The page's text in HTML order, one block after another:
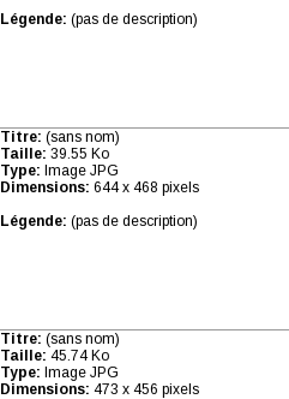
Légende: (pas de description)
Titre: (sans nom)
Taille: 39.55 Ko
Type: Image JPG
Dimensions: 644 x 468 pixels
Légende: (pas de description)
Titre: (sans nom)
Taille: 45.74 Ko
Type: Image JPG
Dimensions: 473 x 456 pixels